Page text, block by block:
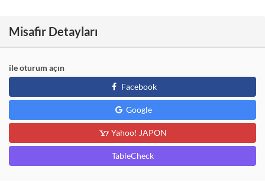
Misafir Detayları
ile oturum açın
Facebook
Google
Yahoo! JAPON
TableCheck